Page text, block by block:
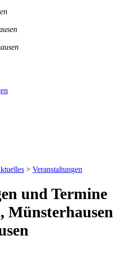
> Veranstaltungen
und Termine
Münsterhausen